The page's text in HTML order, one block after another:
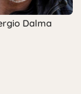
Dalma